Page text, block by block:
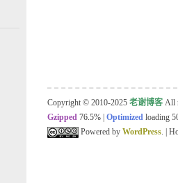
Copyright © 2010-2025 老谢博客 All
Gzipped 76.5% Optimized loading
Powered by WordPress. |